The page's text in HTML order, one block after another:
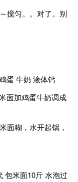
搅匀。。对了。别
蛋 牛奶 液体钙
面加鸡蛋牛奶调成
糊，水开起锅，
包米面10斤 水泡过